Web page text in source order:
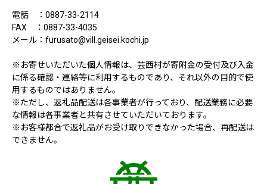
電話 ：0887-33-2114
FAX ：0887-33-4035
メール：furusato@vill.geisei.kochi.jp
※お寄せいただいた個人情報は、芸西村が寄附金の受付及び入金
に係る確認・連絡等に利用するものであり、それ以外の目的で使
用するものではありません。
※ただし、返礼品配送は各事業者が行っており、配送業務に必要
な情報は各事業者と共有させていただいております。
※お客様都合で返礼品がお受け取りできなかった場合、再配送は
できません。